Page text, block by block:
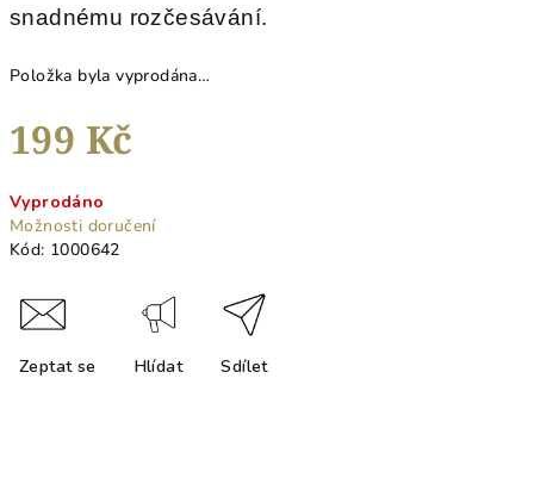
snadnému rozčesávání.
Položka byla vyprodána…
199 Kč
cena:
Vyprodáno
Možnosti doručení
Kód: 1000642
Zeptat se Hlídat Sdílet